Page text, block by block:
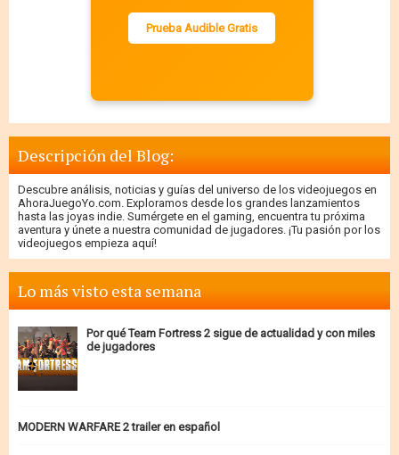
Prueba Audible Gratis
Descripción del Blog:
Descubre análisis, noticias y guías del universo de los videojuegos en
AhoraJuegoYo.com. Exploramos desde los grandes lanzamientos
hasta las joyas indie. Sumérgete en el gaming, encuentra tu próxima
aventura y únete a nuestra comunidad de jugadores. ¡Tu pasión por los
videojuegos empieza aquí!
Lo más visto esta semana
Por qué Team Fortress 2 sigue de actualidad y con miles
de jugadores
MODERN WARFARE 2 trailer en español